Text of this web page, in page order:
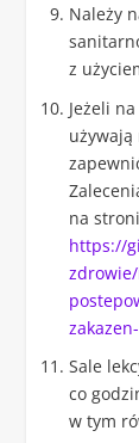
Należy
z
Jeżeli
na
https://
Sale
co
w tym